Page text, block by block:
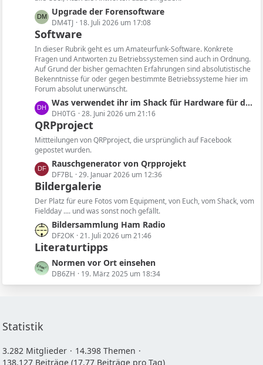
e
ä
g
e
e
B
e
i
t
r
ä
g
e
L
e
t
z
t
e
B
e
i
t
r
ä
g
e
Upgrade der Forensoftware
DM4TJ 18. Juli 2026 um 17:08
Software
In dieser Rubrik geht es um Amateurfunk-Software. Konkrete
Fragen und Antworten zu Betriebssystemen sind auch in Ordnung.
Auf Grund der bisher gemachten Erfahrungen sind absolutistische
Bekenntnisse für oder gegen bestimmte Betriebssysteme hier im
Forum absolut unerwünscht.
L
e
t
z
t
e
B
e
i
t
ä
g
e
Was verwendet ihr im Shack für Hardware für die Software?
DH0TG 28. Juni 2026 um 21:16
QRPproject
Mittteilungen von QRPproject, die ursprünglich auf Facebook
gepostet wurden.
L
e
t
z
t
e
B
e
t
Rauschgenerator von Qrpprojekt
DF7BL 29. Januar 2026 um 12:36
Bildergalerie
Der Platz für eure Fotos vom Equipment, von Euch, vom Shack, vom
Fieldday .... und was sonst noch gefällt.
L
e
t
z
t
e
t
ä
Bildersammlung Ham Radio
DF2OK 21. Juli 2026 um 21:46
Literaturtipps
L
e
t
e
B
e
i
Normen vor Ort einsehen
DB6ZH 19. März 2025 um 18:34
Statistik
3.282 Mitglieder
14.398 Themen
138.127 Beiträge (17,77 Beiträge pro Tag)